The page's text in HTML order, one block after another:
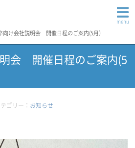
menu
向け会社説明会 開催日程のご案内(5月）
会 開催日程のご案内(5
ゴリー： お知らせ